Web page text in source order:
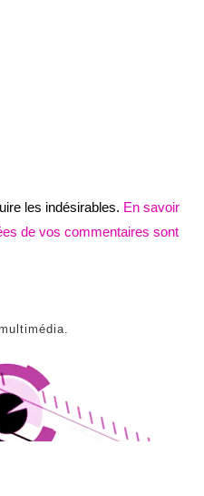
les indésirables. En savoir
de vos commentaires sont